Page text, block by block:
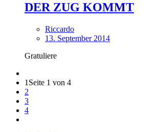
DER ZUG KOMMT
Riccardo
13. September 2014
Gratuliere
1 Seite 1 von 4
2
3
4